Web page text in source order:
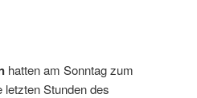
hatten am Sonntag zum
letzten Stunden des